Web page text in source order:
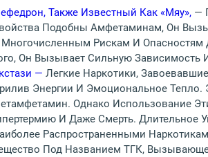
Также Известный Как «мяу», —
Подобны Амфетаминам, Он
Рискам И Опасностям
Он Вызывает Сильную
— Легкие Наркотики,
Энергии И Эмоциональное Тепло.
Однако Использование
И Даже Смерть. Длительное
Распространенными
Под Названием ТГК,